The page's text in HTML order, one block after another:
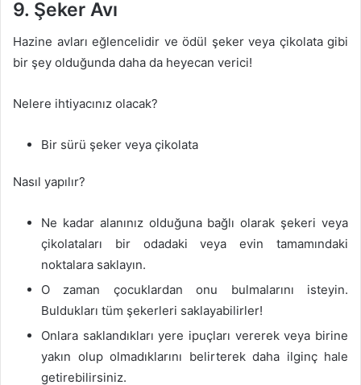
9. Şeker Avı
Hazine avları eğlencelidir ve ödül şeker veya çikolata gibi
bir şey olduğunda daha da heyecan verici!
Nelere ihtiyacınız olacak?
Bir sürü şeker veya çikolata
Nasıl yapılır?
Ne kadar alanınız olduğuna bağlı olarak şekeri veya
çikolataları bir odadaki veya evin tamamındaki
noktalara saklayın.
O zaman çocuklardan onu bulmalarını isteyin.
Buldukları tüm şekerleri saklayabilirler!
Onlara saklandıkları yere ipuçları vererek veya birine
yakın olup olmadıklarını belirterek daha ilginç hale
getirebilirsiniz.